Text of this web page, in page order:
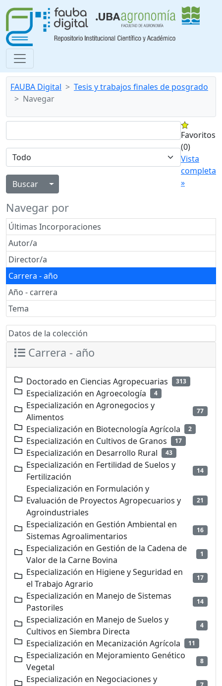
FAUBA Digital
Tesis y trabajos finales de posgrado
Navegar
Alternar menú desplegable
Favoritos
(0)
Vista
completa
»
Navegar por
Últimas Incorporaciones
Autor/a
Director/a
Carrera - año
Año - carrera
Tema
Datos de la colección
Carrera - año
Doctorado en Ciencias Agropecuarias 313
Especialización en Agroecología 4
Especialización en Agronegocios y
Alimentos
77
Especialización en Biotecnología Agrícola 2
Especialización en Cultivos de Granos 17
Especialización en Desarrollo Rural 43
Especialización en Fertilidad de Suelos y
Fertilización
14
Especialización en Formulación y
Evaluación de Proyectos Agropecuarios y
Agroindustriales
21
Especialización en Gestión Ambiental en
Sistemas Agroalimentarios
16
Especialización en Gestión de la Cadena de
Valor de la Carne Bovina
1
Especialización en Higiene y Seguridad en
el Trabajo Agrario
17
Especialización en Manejo de Sistemas
Pastoriles
14
Especialización en Manejo de Suelos y
Cultivos en Siembra Directa
4
Especialización en Mecanización Agrícola 11
Especialización en Mejoramiento Genético
Vegetal
8
Especialización en Negociaciones y